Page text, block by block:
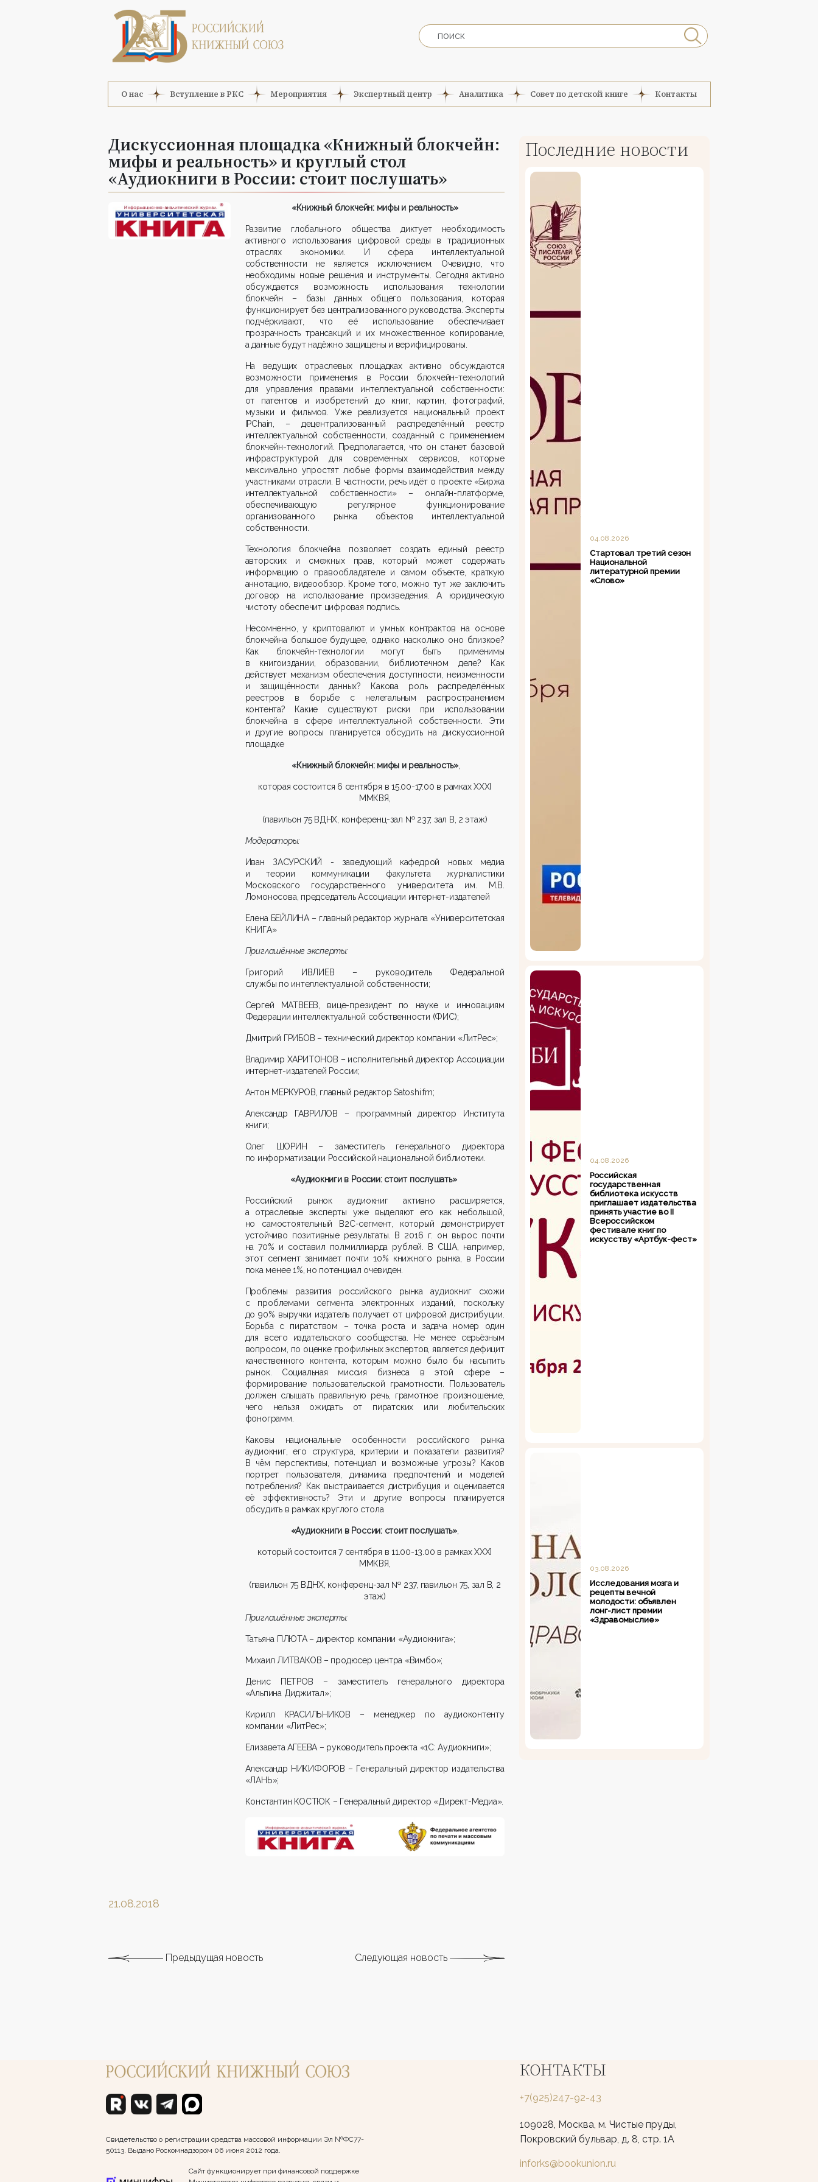
О нас Вступление в РКС Мероприятия Экспертный центр Аналитика Совет по детской книге Контакты
Дискуссионная площадка «Книжный блокчейн:
мифы и реальность» и круглый стол
«Аудиокниги в России: стоит послушать»
«Книжный блокчейн: мифы и реальность»
Развитие глобального общества диктует необходимость
активного использования цифровой среды в традиционных
отраслях экономики. И сфера интеллектуальной
собственности не является исключением. Очевидно, что
необходимы новые решения и инструменты. Сегодня активно
обсуждается возможность использования технологии
блокчейн – базы данных общего пользования, которая
функционирует без централизованного руководства. Эксперты
подчёркивают, что её использование обеспечивает
прозрачность трансакций и их множественное копирование,
а данные будут надёжно защищены и верифицированы.
На ведущих отраслевых площадках активно обсуждаются
возможности применения в России блокчейн-технологий
для управления правами интеллектуальной собственности:
от патентов и изобретений до книг, картин, фотографий,
музыки и фильмов. Уже реализуется национальный проект
IPChain, – децентрализованный распределённый реестр
интеллектуальной собственности, созданный с применением
блокчейн-технологий. Предполагается, что он станет базовой
инфраструктурой для современных сервисов, которые
максимально упростят любые формы взаимодействия между
участниками отрасли. В частности, речь идёт о проекте «Биржа
интеллектуальной собственности» – онлайн-платформе,
обеспечивающую регулярное функционирование
организованного рынка объектов интеллектуальной
собственности.
Технология блокчейна позволяет создать единый реестр
авторских и смежных прав, который может содержать
информацию о правообладателе и самом объекте, краткую
аннотацию, видеообзор. Кроме того, можно тут же заключить
договор на использование произведения. А юридическую
чистоту обеспечит цифровая подпись.
Несомненно, у криптовалют и умных контрактов на основе
блокчейна большое будущее, однако насколько оно близкое?
Как блокчейн-технологии могут быть применимы
в книгоиздании, образовании, библиотечном деле? Как
действует механизм обеспечения доступности, неизменности
и защищённости данных? Какова роль распределённых
реестров в борьбе с нелегальным распространением
контента? Какие существуют риски при использовании
блокчейна в сфере интеллектуальной собственности. Эти
и другие вопросы планируется обсудить на дискуссионной
площадке
«Книжный блокчейн: мифы и реальность»,
которая состоится 6 сентября в 15.00-17.00 в рамках XXXI
ММКВЯ,
(павильон 75 ВДНХ, конференц-зал № 237, зал В, 2 этаж)
Модераторы:
Иван ЗАСУРСКИЙ - заведующий кафедрой новых медиа
и теории коммуникации факультета журналистики
Московского государственного университета им. М.В.
Ломоносова, председатель Ассоциации интернет-издателей
Елена БЕЙЛИНА – главный редактор журнала «Университетская
КНИГА»
Приглашённые эксперты:
Григорий ИВЛИЕВ – руководитель Федеральной
службы по интеллектуальной собственности;
Сергей МАТВЕЕВ, вице-президент по науке и инновациям
Федерации интеллектуальной собственности (ФИС);
Дмитрий ГРИБОВ – технический директор компании «ЛитРес»;
Владимир ХАРИТОНОВ – исполнительный директор Ассоциации
интернет-издателей России;
Антон МЕРКУРОВ, главный редактор Satoshi.fm;
Александр ГАВРИЛОВ – программный директор Института
книги;
Олег ШОРИН – заместитель генерального директора
по информатизации Российской национальной библиотеки.
«Аудиокниги в России: стоит послушать»
Российский рынок аудиокниг активно расширяется,
а отраслевые эксперты уже выделяют его как небольшой,
но самостоятельный B2C-сегмент, который демонстрирует
устойчиво позитивные результаты. В 2016 г. он вырос почти
на 70% и составил полмиллиарда рублей. В США, например,
этот сегмент занимает почти 10% книжного рынка, в России
пока менее 1%, но потенциал очевиден.
Проблемы развития российского рынка аудиокниг схожи
с проблемами сегмента электронных изданий, поскольку
до 90% выручки издатель получает от цифровой дистрибуции.
Борьба с пиратством – точка роста и задача номер один
для всего издательского сообщества. Не менее серьёзным
вопросом, по оценке профильных экспертов, является дефицит
качественного контента, которым можно было бы насытить
рынок. Социальная миссия бизнеса в этой сфере –
формирование пользовательской грамотности. Пользователь
должен слышать правильную речь, грамотное произношение,
чего нельзя ожидать от пиратских или любительских
фонограмм.
Каковы национальные особенности российского рынка
аудиокниг, его структура, критерии и показатели развития?
В чём перспективы, потенциал и возможные угрозы? Каков
портрет пользователя, динамика предпочтений и моделей
потребления? Как выстраивается дистрибуция и оценивается
её эффективность? Эти и другие вопросы планируется
обсудить в рамках круглого стола
«Аудиокниги в России: стоит послушать»
который состоится 7 сентября в 11.00-13.00 в рамках XXXI
ММКВЯ,
(павильон 75 ВДНХ, конференц-зал № 237, павильон 75, зал В, 2
этаж)
Приглашённые эксперты:
Татьяна ПЛЮТА – директор компании «Аудиокнига»;
Михаил ЛИТВАКОВ – продюсер центра «Вимбо»;
Денис ПЕТРОВ – заместитель генерального директора
«Альпина Диджитал»;
Кирилл КРАСИЛЬНИКОВ – менеджер по аудиоконтенту
компании «ЛитРес»;
Елизавета АГЕЕВА – руководитель проекта «1С: Аудиокниги»;
Александр НИКИФОРОВ – Генеральный директор издательства
«ЛАНЬ»;
Константин КОСТЮК – Генеральный директор «Директ-Медиа».
21.08.2018
Предыдущая новость Следующая новость
Последние новости
04.08.2026
Стартовал третий сезон
Национальной
литературной премии
«Слово»
04.08.2026
Российская
государственная
библиотека искусств
приглашает издательства
принять участие во II
Всероссийском
фестивале книг по
искусству «Артбук-фест»
03.08.2026
Исследования мозга и
рецепты вечной
молодости: объявлен
лонг-лист премии
«Здравомыслие»
Свидетельство о регистрации средства массовой информации Эл №ФС77-
50113. Выдано Роскомнадзором 06 июня 2012 года.
Сайт функционирует при финансовой поддержке
КОНТАКТЫ
+7(925)247-92-43
109028, Москва, м. Чистые пруды,
Покровский бульвар, д. 8, стр. 1А
inforks@bookunion.ru